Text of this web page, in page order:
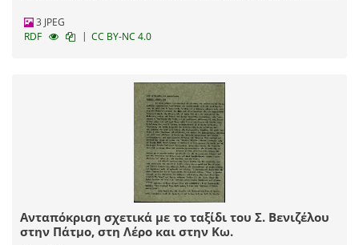
3 JPEG
RDF
| CC BY-NC 4.0
Ανταπόκριση σχετικά με το ταξίδι του Σ. Βενιζέλου
στην Πάτμο, στη Λέρο και στην Κω.